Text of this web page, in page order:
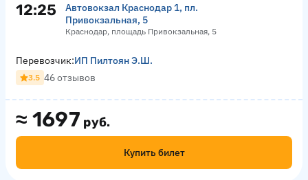
12:25
Автовокзал Краснодар 1, пл.
Привокзальная, 5
Краснодар, площадь Привокзальная, 5
≈ 1697 руб.
Купить билет
Перевозчик:ИП Пилтоян Э.Ш.
3.5 46 отзывов